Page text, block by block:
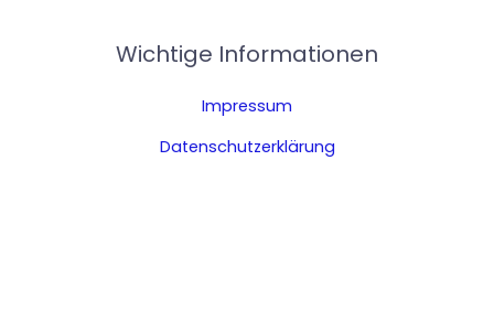
Wichtige Informationen
Impressum
Datenschutzerklärung